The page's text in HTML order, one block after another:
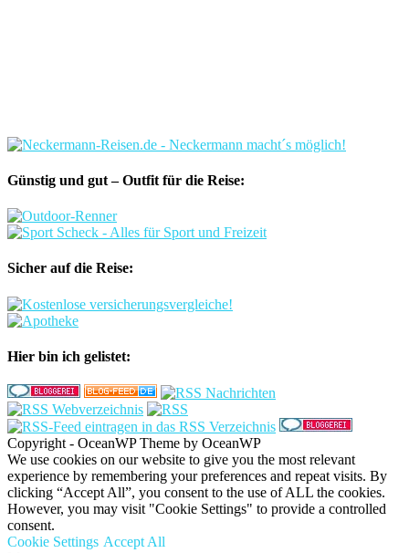
Günstig und gut – Outfit für die Reise:
Sicher auf die Reise:
Hier bin ich gelistet:
Copyright - OceanWP Theme by OceanWP
We use cookies on our website to give you the most relevant
experience by remembering your preferences and repeat visits. By
clicking “Accept All”, you consent to the use of ALL the cookies.
However, you may visit "Cookie Settings" to provide a controlled
consent.
Cookie Settings Accept All